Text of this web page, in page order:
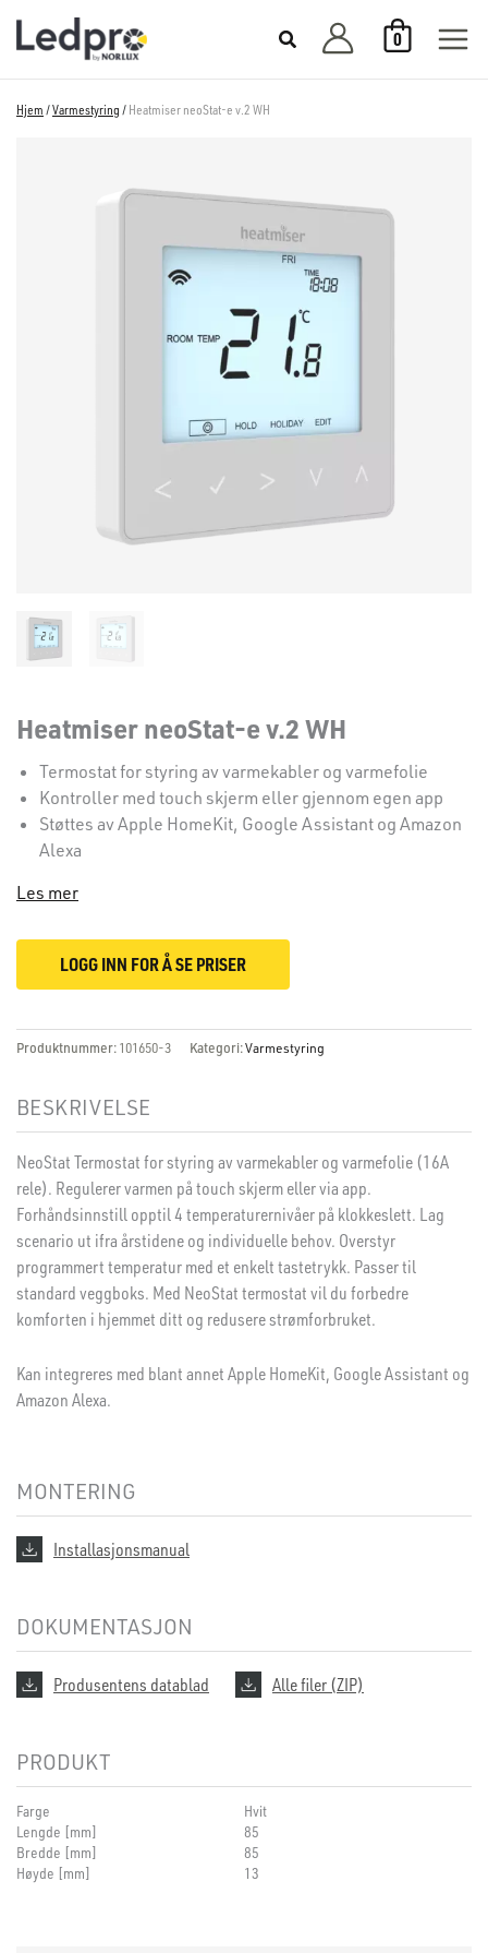
rett
0
Hjem /Varmestyring / Heatmiser neoStat-e v.2 WH
Heatmiser neoStat-e v.2 WH
Termostat for styring av varmekabler og varmefolie
Kontroller med touch skjerm eller gjennom egen app
Støttes av Apple HomeKit, Google Assistant og Amazon
Alexa
Les mer
LOGG INN FOR Å SE PRISER
Produktnummer: 101650-3 Kategori:Varmestyring
BESKRIVELSE
NeoStat Termostat for styring av varmekabler og varmefolie (16A
rele). Regulerer varmen på touch skjerm eller via app.
Forhåndsinnstill opptil 4 temperaturernivåer på klokkeslett. Lag
scenario ut ifra årstidene og individuelle behov. Overstyr
programmert temperatur med et enkelt tastetrykk. Passer til
standard veggboks. Med NeoStat termostat vil du forbedre
komforten i hjemmet ditt og redusere strømforbruket.
Kan integreres med blant annet Apple HomeKit, Google Assistant og
Amazon Alexa.
MONTERING
Installasjonsmanual
DOKUMENTASJON
Produsentens datablad Alle filer (ZIP)
PRODUKT
Farge
Hvit
Lengde [mm]
85
Bredde [mm]
85
Høyde [mm]
13